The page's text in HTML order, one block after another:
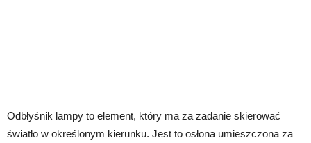
Odbłyśnik lampy to element, który ma za zadanie skierować
światło w określonym kierunku. Jest to osłona umieszczona za